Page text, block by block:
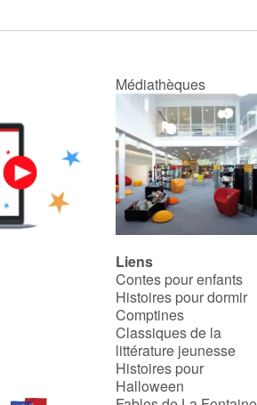
Médiathèques
Liens
Contes pour enfants
Histoires pour dormir
Comptines
Classiques de la
littérature jeunesse
Histoires pour
Halloween